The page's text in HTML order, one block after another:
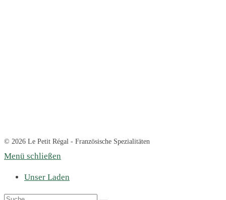
© 2026 Le Petit Régal - Französische Spezialitäten
Menü schließen
Unser Laden